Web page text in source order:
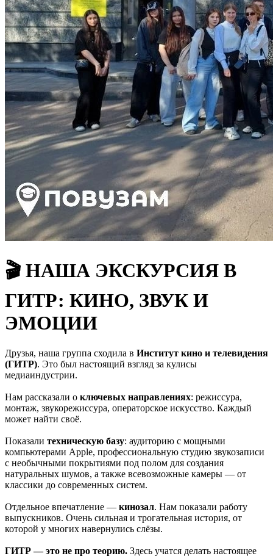
🎬 НАША ЭКСКУРСИЯ В
ГИТР: КИНО, ЗВУК И
ЭМОЦИИ
Друзья, наша группа сходила в Институт кино и телевидения
(ГИТР). Это был настоящий взгляд за кулисы
медиаиндустрии.
Нам рассказали о ключевых направлениях: режиссура,
монтаж, звукорежиссура, операторское искусство. Каждый
может найти своё.
Показали техническую базу: аудиторию с мощными
компьютерами Apple, профессиональную студию звукозаписи
с необычными покрытиями под полом для создания
натуральных шумов, а также всевозможные камеры — от
классики до современных систем.
Отдельное впечатление — кинозал. Нам показали работу
выпускников. Очень сильная и трогательная история, от
которой у многих навернулись слёзы.
ГИТР — это не про теорию. Здесь учатся делать настоящее